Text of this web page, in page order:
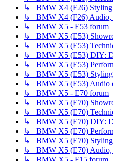
↳ BMW X4 (F26) Styling
↳ BMW X4 (F26) Audio,
↳ BMW X5 - E53 forum
↳ BMW X5 (E53)
↳ BMW X5 (E53)
↳ BMW X5 (E53) DIY:
↳ BMW X5 (E53)
↳ BMW X5 (E53) Styling
↳ BMW X5 (E53) Audio
↳ BMW X5 - E70 forum
↳ BMW X5 (E70)
↳ BMW X5 (E70)
↳ BMW X5 (E70) DIY:
↳ BMW X5 (E70)
↳ BMW X5 (E70) Styling
↳ BMW X5 (E70) Audio,